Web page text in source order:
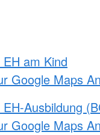
am Kind
Google Maps
Ausbildung
Google Maps